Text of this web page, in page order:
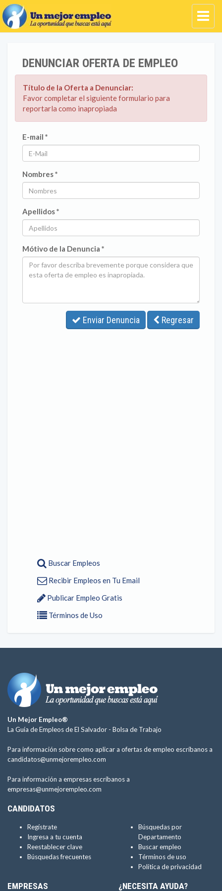
DENUNCIAR OFERTA DE EMPLEO
Título de la Oferta a Denunciar:
Favor completar el siguiente formulario para
reportarla como inapropiada
E-mail *
Nombres *
Apellidos *
Mótivo de la Denuncia *
Enviar Denuncia Regresar
Buscar Empleos
Recibir Empleos en Tu Email
Publicar Empleo Gratis
Términos de Uso
Un Mejor Empleo®
La Guía de Empleos de El Salvador - Bolsa de Trabajo
Para información sobre como aplicar a ofertas de empleo escríbanos a
candidatos@unmejorempleo.com
Para información a empresas escríbanos a
empresas@unmejorempleo.com
CANDIDATOS
Regístrate
Ingresa a tu cuenta
Reestablecer clave
Búsquedas frecuentes
Búsquedas por
Departamento
Buscar empleo
Términos de uso
Política de privacidad
EMPRESAS ¿NECESITA AYUDA?